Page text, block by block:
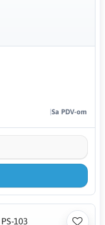
Sa PDV-om